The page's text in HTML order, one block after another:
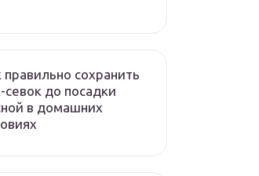
правильно сохранить
севок до посадки
в домашних